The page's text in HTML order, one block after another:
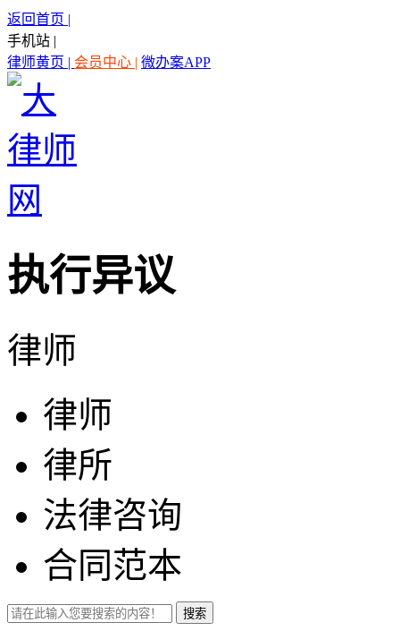
返回首页 |
手机站 |
律师黄页 | 会员中心 | 微办案APP
执行异议
律师
律师
律所
法律咨询
合同范本